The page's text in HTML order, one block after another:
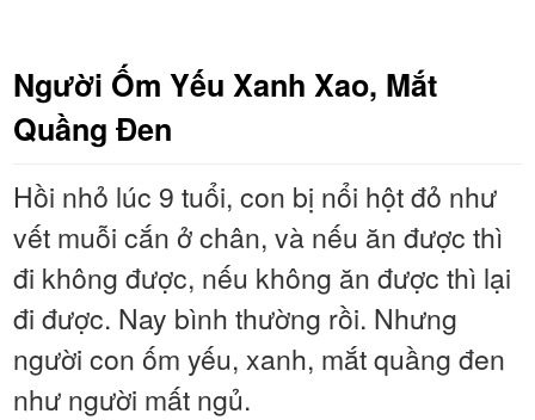
Người Ốm Yếu Xanh Xao, Mắt
Quầng Đen
Hồi nhỏ lúc 9 tuổi, con bị nổi hột đỏ như
vết muỗi cắn ở chân, và nếu ăn được thì
đi không được, nếu không ăn được thì lại
đi được. Nay bình thường rồi. Nhưng
người con ốm yếu, xanh, mắt quầng đen
như người mất ngủ.